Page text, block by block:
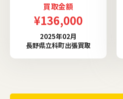
買取金額
¥136,000
2025年02月
長野県立科町出張買取